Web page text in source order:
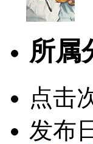
所属
点击
发布